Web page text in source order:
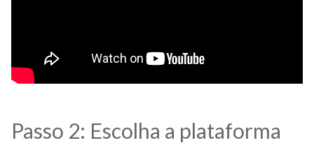
Passo 2: Escolha a plataforma